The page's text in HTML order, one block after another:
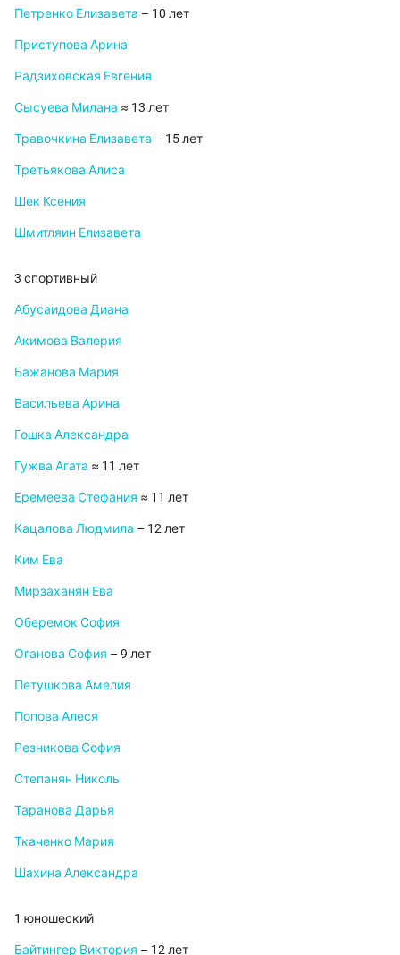
Петренко Елизавета – 10 лет
Приступова Арина
Радзиховская Евгения
Сысуева Милана ≈ 13 лет
Травочкина Елизавета – 15 лет
Третьякова Алиса
Шек Ксения
Шмитляин Елизавета
3 спортивный
Абусаидова Диана
Акимова Валерия
Бажанова Мария
Васильева Арина
Гошка Александра
Гужва Агата ≈ 11 лет
Еремеева Стефания ≈ 11 лет
Кацалова Людмила – 12 лет
Ким Ева
Мирзаханян Ева
Оберемок София
Оганова София – 9 лет
Петушкова Амелия
Попова Алеся
Резникова София
Степанян Николь
Таранова Дарья
Ткаченко Мария
Шахина Александра
1 юношеский
Байтингер Виктория – 12 лет